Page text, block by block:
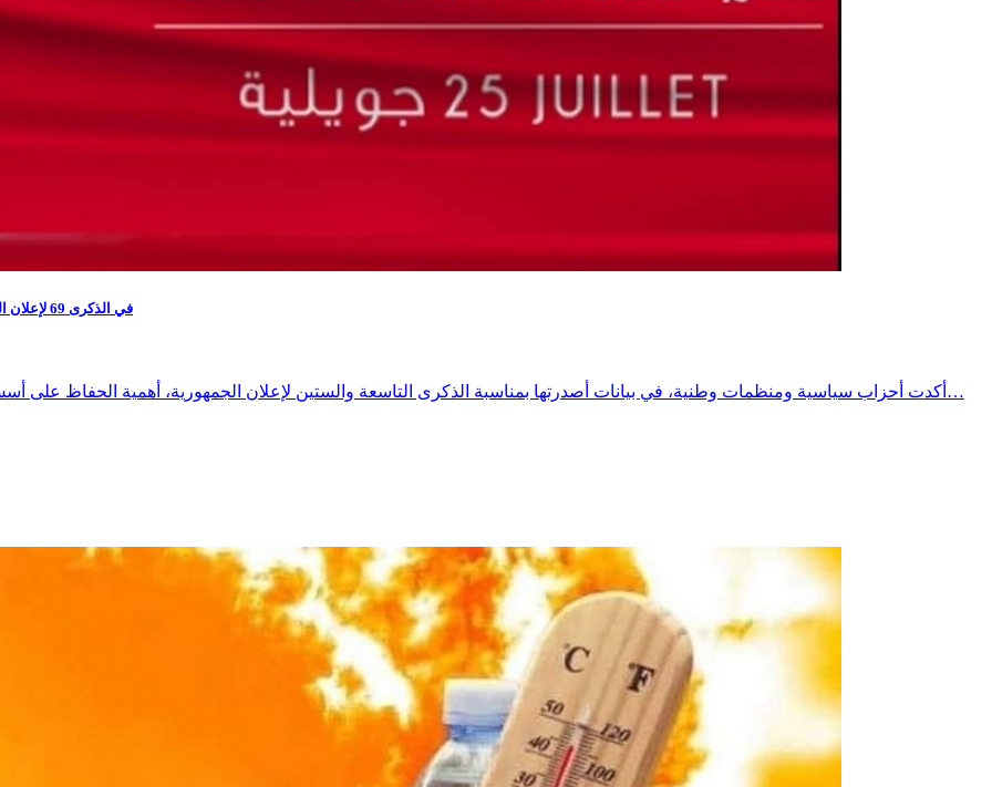
في الذكرى 69 لإعلان الجمهورية.. أحزاب ومنظمات تجمع على ضرورة الحفاظ على أسس النظام الجمهوري
أكدت أحزاب سياسية ومنظمات وطنية، في بيانات أصدرتها بمناسبة الذكرى التاسعة والستين لإعلان الجمهورية، أهمية الحفاظ على أسس النظام الجمهوري القائم على دولة القانون وعلوية المؤسسات، كما…